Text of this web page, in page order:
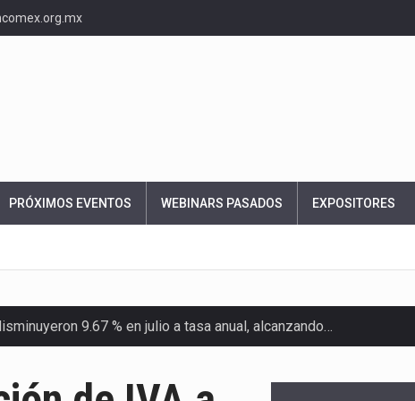
PRÓXIMOS EVENTOS WEBINARS PASADOS EXPOSITORES
9.67 % en julio a tasa anual, alcanzando…